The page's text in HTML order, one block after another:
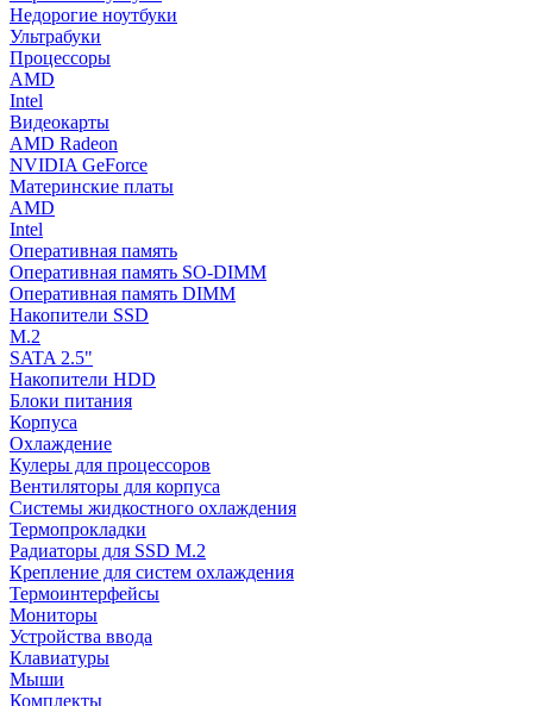
Недорогие ноутбуки
Ультрабуки
Процессоры
AMD
Intel
Видеокарты
AMD Radeon
NVIDIA GeForce
Материнские платы
AMD
Intel
Оперативная память
Оперативная память SO-DIMM
Оперативная память DIMM
Накопители SSD
M.2
SATA 2.5"
Накопители HDD
Блоки питания
Корпуса
Охлаждение
Кулеры для процессоров
Вентиляторы для корпуса
Системы жидкостного охлаждения
Термопрокладки
Радиаторы для SSD M.2
Крепление для систем охлаждения
Термоинтерфейсы
Мониторы
Устройства ввода
Клавиатуры
Мыши
Комплекты